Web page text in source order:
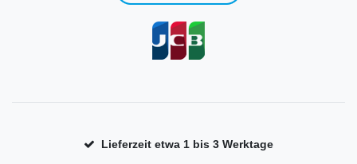
Lieferzeit etwa 1 bis 3 Werktage